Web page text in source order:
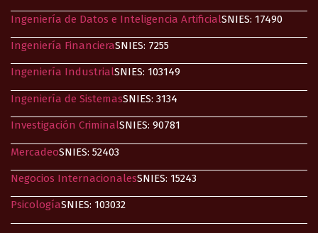
Ingeniería de Datos e Inteligencia ArtificialSNIES: 17490
Ingeniería FinancieraSNIES: 7255
Ingeniería Industrial​SNIES: 103149
Ingeniería de SistemasSNIES: 3134
Investigación CriminalSNIES: 90781
MercadeoSNIES: 52403
Negocios InternacionalesSNIES: 15243
PsicologíaSNIES: 103032